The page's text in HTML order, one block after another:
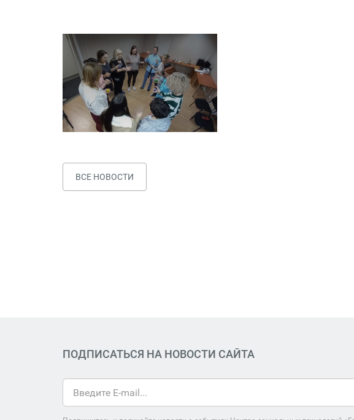
ВСЕ НОВОСТИ
ПОДПИСАТЬСЯ НА НОВОСТИ САЙТА